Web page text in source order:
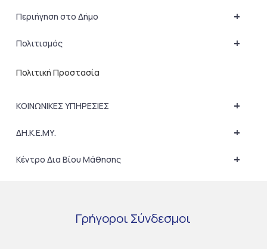
+
Περιήγηση στο Δήμο
+
Πολιτισμός
Πολιτική Προστασία
+
ΚΟΙΝΩΝΙΚΕΣ ΥΠΗΡΕΣΙΕΣ
+
ΔΗ.Κ.Ε.ΜΥ.
+
Κέντρο Δια Βίου Μάθησης
Γρήγοροι Σύνδεσμοι